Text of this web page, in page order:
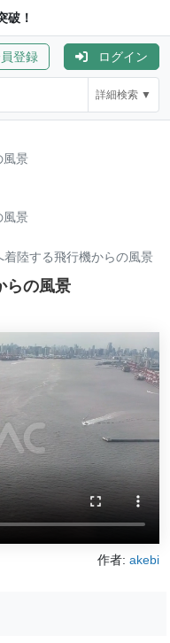
破！
登録 ログイン
詳細検索 ▼
風景
風景
着陸する飛行機からの風景
らの風景
作者: akebi